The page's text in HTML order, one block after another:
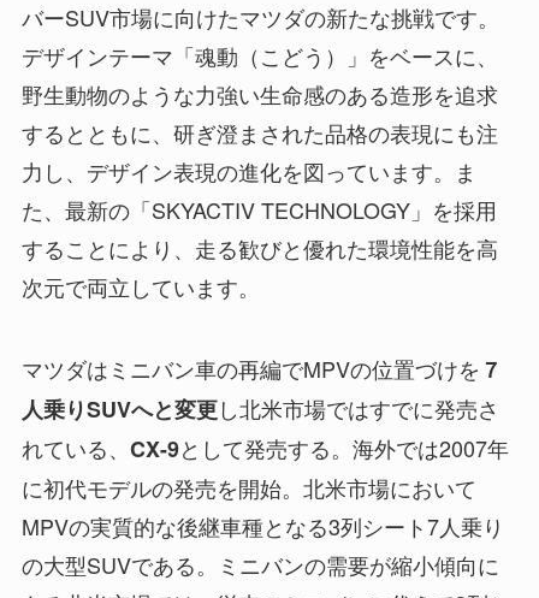
バーSUV市場に向けたマツダの新たな挑戦です。
デザインテーマ「魂動（こどう）」をベースに、
野生動物のような力強い生命感のある造形を追求
するとともに、研ぎ澄まされた品格の表現にも注
力し、デザイン表現の進化を図っています。ま
た、最新の「SKYACTIV TECHNOLOGY」を採用
することにより、走る歓びと優れた環境性能を高
次元で両立しています。
マツダはミニバン車の再編でMPVの位置づけを ７
人乗りSUVへと変更し北米市場ではすでに発売さ
れている、 CX-9として発売する。海外では2007年
に初代モデルの発売を開始。北米市場において
MPVの実質的な後継車種となる3列シート7人乗り
の大型SUVである。ミニバンの需要が縮小傾向に